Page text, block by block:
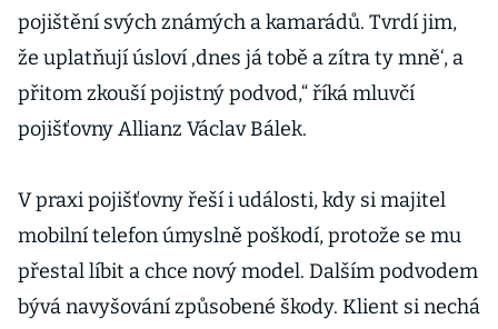
pojištění svých známých a kamarádů. Tvrdí jim,
že uplatňují úsloví ‚dnes já tobě a zítra ty mně‘, a
přitom zkouší pojistný podvod,“ říká mluvčí
pojišťovny Allianz Václav Bálek.
V praxi pojišťovny řeší i události, kdy si majitel
mobilní telefon úmyslně poškodí, protože se mu
přestal líbit a chce nový model. Dalším podvodem
bývá navyšování způsobené škody. Klient si nechá